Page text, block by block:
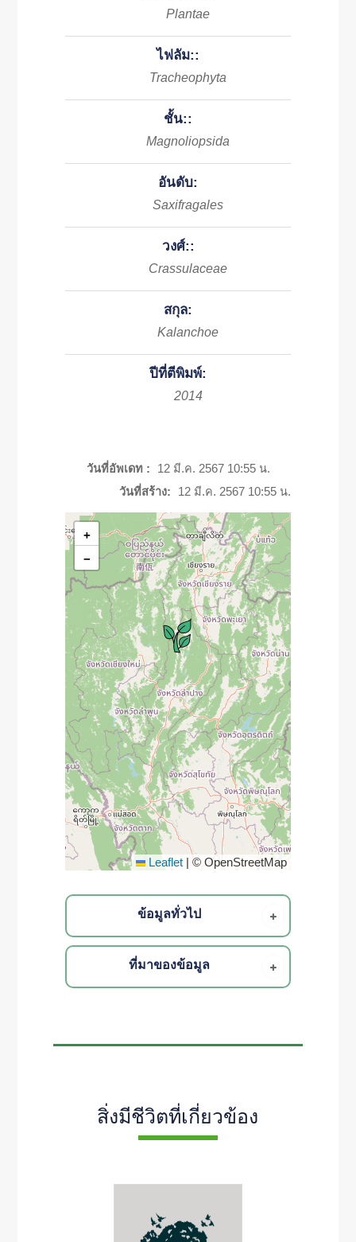
Plantae
ไฟลัม::
Tracheophyta
ชั้น::
Magnoliopsida
อันดับ:
Saxifragales
วงศ์::
Crassulaceae
สกุล:
Kalanchoe
ปีที่ตีพิมพ์:
2014
วันที่อัพเดท :
12 มี.ค. 2567 10:55 น.
วันที่สร้าง:
12 มี.ค. 2567 10:55 น.
+
−
Leaflet © OpenStreetMap
ข้อมูลทั่วไป
ที่มาของข้อมูล
สิ่งมีชีวิตที่เกี่ยวข้อง